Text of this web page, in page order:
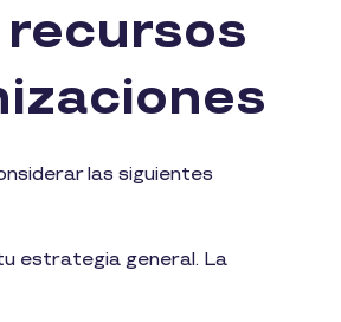
las siguientes
estrategia general. La